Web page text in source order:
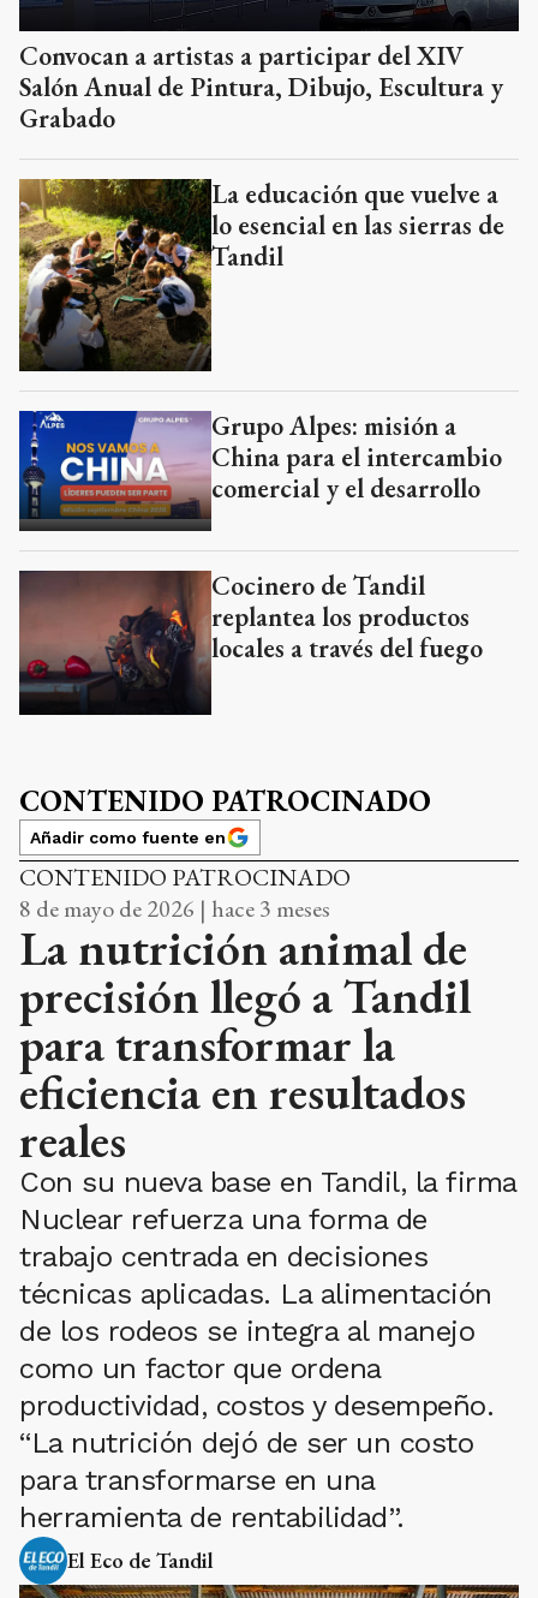
Convocan a artistas a participar del XIV
Salón Anual de Pintura, Dibujo, Escultura y
Grabado
La educación que vuelve a
lo esencial en las sierras de
Tandil
Grupo Alpes: misión a
China para el intercambio
comercial y el desarrollo
Cocinero de Tandil
replantea los productos
locales a través del fuego
CONTENIDO PATROCINADO
Añadir como fuente en
CONTENIDO PATROCINADO
8 de mayo de 2026 | hace 3 meses
La nutrición animal de
precisión llegó a Tandil
para transformar la
eficiencia en resultados
reales
Con su nueva base en Tandil, la firma
Nuclear refuerza una forma de
trabajo centrada en decisiones
técnicas aplicadas. La alimentación
de los rodeos se integra al manejo
como un factor que ordena
productividad, costos y desempeño.
“La nutrición dejó de ser un costo
para transformarse en una
herramienta de rentabilidad”.
El Eco de Tandil